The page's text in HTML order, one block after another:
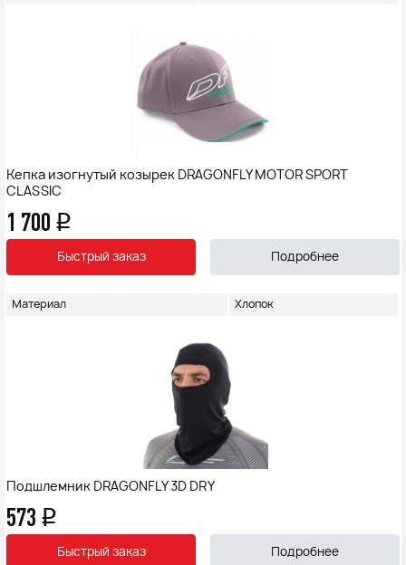
Кепка изогнутый козырек DRAGONFLY MOTOR SPORT
CLASSIC
1 700 q
Быстрый заказ Подробнее
Материал Хлопок
Подшлемник DRAGONFLY 3D DRY
573 q
Быстрый заказ Подробнее